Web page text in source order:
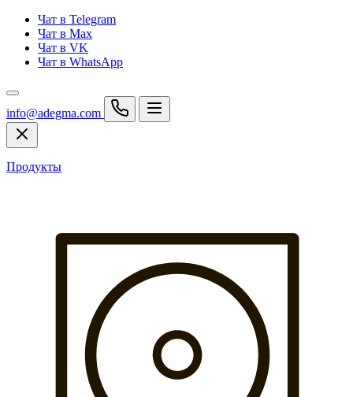
Чат в Telegram
Чат в Max
Чат в VK
Чат в WhatsApp
info@adegma.com
Продукты